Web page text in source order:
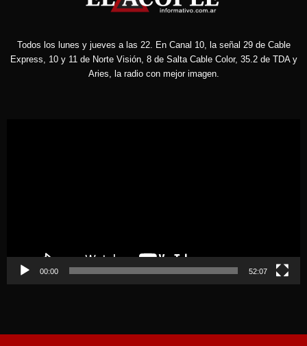
Todos los lunes y jueves a las 22. En Canal 10, la señal 29 de Cable
Express, 10 y 11 de Norte Visión, 8 de Salta Cable Color, 35.2 de TDA y
Aries, la radio con mejor imagen.
00:00 52:07